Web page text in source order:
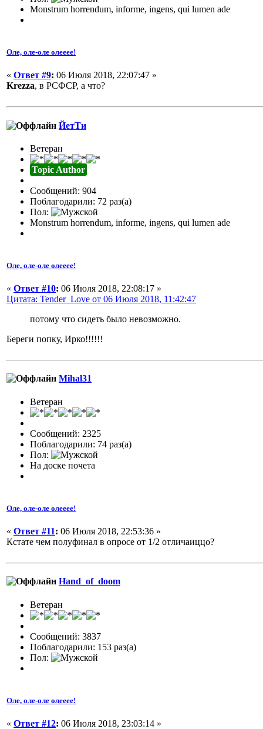
Monstrum horrendum, informe, ingens, qui lumen ade
Оле, оле-оле олееее!
« Ответ #9: 06 Июля 2018, 22:07:47 »
Krezza, в РСФСР, а что?
ЙетТи
Ветеран
Topic Author
Сообщений: 904
Поблагодарили: 72 раз(а)
Пол:
Monstrum horrendum, informe, ingens, qui lumen ade
Оле, оле-оле олееее!
« Ответ #10: 06 Июля 2018, 22:08:17 »
Цитата: Tender_Love от 06 Июля 2018, 11:42:47
потому что сидеть было невозможно.
Береги попку, Ирко!!!!!!
Mihal31
Ветеран
Сообщений: 2325
Поблагодарили: 74 раз(а)
Пол:
На доске почета
Оле, оле-оле олееее!
« Ответ #11: 06 Июля 2018, 22:53:36 »
Кстате чем полуфинал в опросе от 1/2 отличаиццо?
Hand_of_doom
Ветеран
Сообщений: 3837
Поблагодарили: 153 раз(а)
Пол:
Оле, оле-оле олееее!
« Ответ #12: 06 Июля 2018, 23:03:14 »